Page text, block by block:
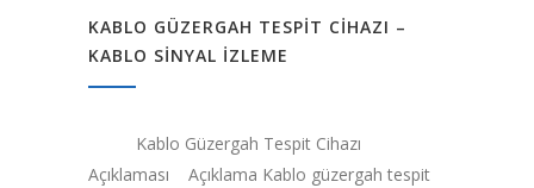
KABLO GÜZERGAH TESPIT CIHAZI –
KABLO SINYAL İZLEME
Kablo Güzergah Tespit Cihazı
Açıklaması Açıklama Kablo güzergah tespit